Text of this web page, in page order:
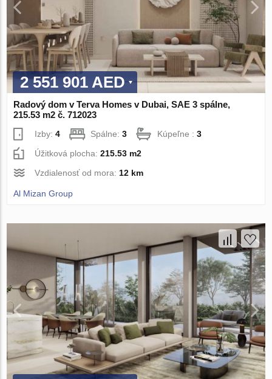
2 551 901 AED
Radový dom v Terva Homes v Dubai, SAE 3 spálne,
215.53 m2 č. 712023
Izby:4 Spálne:3 Kúpeľne :3
Úžitková plocha:215.53 m2
Vzdialenosť od mora:12 km
Al Mizan Group